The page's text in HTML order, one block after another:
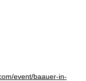
event/baauer-in-